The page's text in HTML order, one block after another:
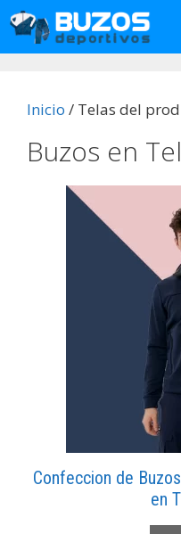
Saltar
al
contenido
Inicio / Telas del
Buzos en
Confeccion de
en